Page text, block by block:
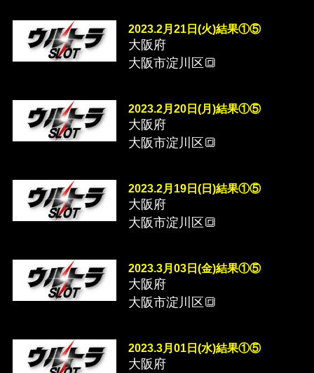
2023.2月21日(火)結果①⑤
大阪府
大阪市淀川区🔳
2023.2月20日(月)結果①⑤
大阪府
大阪市淀川区🔳
2023.2月19日(日)結果①⑤
大阪府
大阪市淀川区🔳
2023.3月03日(金)結果①⑤
大阪府
大阪市淀川区🔳
2023.3月01日(水)結果①⑤
大阪府